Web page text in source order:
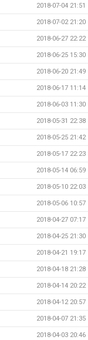
2018-07-04 21:51
2018-07-02 21:20
2018-06-27 22:22
2018-06-25 15:30
2018-06-20 21:49
2018-06-17 11:14
2018-06-03 11:30
2018-05-31 22:38
2018-05-25 21:42
2018-05-17 22:23
2018-05-14 06:59
2018-05-10 22:03
2018-05-06 10:57
2018-04-27 07:17
2018-04-25 21:30
2018-04-21 19:17
2018-04-18 21:28
2018-04-14 20:22
2018-04-12 20:57
2018-04-07 21:35
2018-04-03 20:46